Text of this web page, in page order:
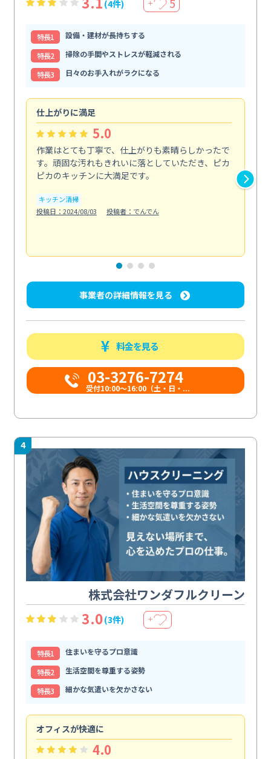
(4件) ＋ 5
特⻑1
設備・建材が長持ちする
特⻑2
掃除の手間やストレスが軽減される
特⻑3
日々のお手入れがラクになる
仕上がりに満足
5.0
作業はとても丁寧で、仕上がりも素晴らしかったで
す。頑固な汚れもきれいに落としていただき、ピカ
ピカのキッチンに大満足です。
キッチン清掃
投稿日：2024/08/03
投稿者：でんでん
事業者の詳細情報を見る
料金を見る
03-3276-7274
受付10:00〜16:00（土・日・...
4
株式会社ワンダフルクリーン
3.0(3件) ＋
特⻑1
住まいを守るプロ意識
特⻑2
生活空間を尊重する姿勢
特⻑3
細かな気遣いを欠かさない
オフィスが快適に
4.0